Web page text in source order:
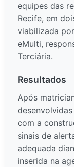
equipes das
Recife, em
viabilizada
eMulti,
Terciária.
Resultados
Após
com a
sinais de
adequada
inserida na